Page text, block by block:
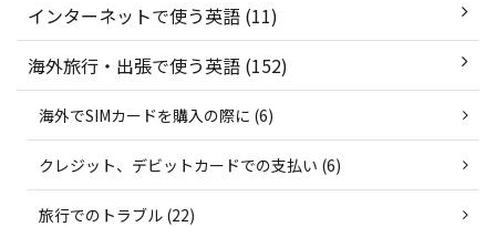
インターネットで使う英語 (11)
海外旅行・出張で使う英語 (152)
海外でSIMカードを購入の際に (6)
クレジット、デビットカードでの支払い (6)
旅行でのトラブル (22)